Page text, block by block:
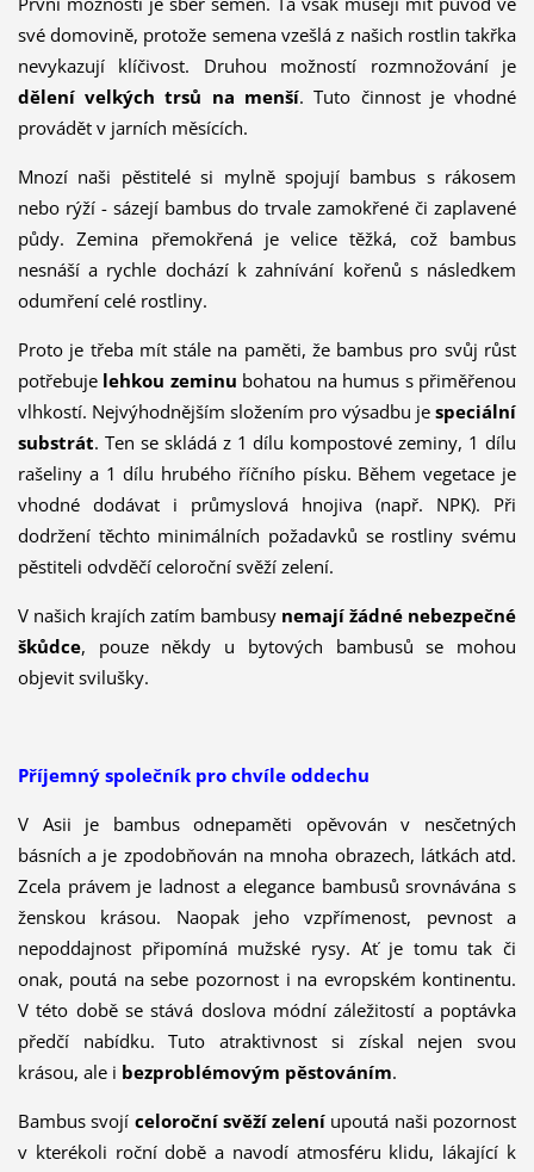
své domovině, protože semena vzešlá z našich rostlin takřka
nevykazují klíčivost. Druhou možností rozmnožování je
dělení velkých trsů na menší. Tuto činnost je vhodné
provádět v jarních měsících.
Mnozí naši pěstitelé si mylně spojují bambus s rákosem
nebo rýží - sázejí bambus do trvale zamokřené či zaplavené
půdy. Zemina přemokřená je velice těžká, což bambus
nesnáší a rychle dochází k zahnívání kořenů s ná­sledkem
odumření celé rostliny.
Proto je třeba mít stále na paměti, že bambus pro svůj růst
potřebuje lehkou zeminu bohatou na humus s přiměřenou
vlhkostí. Nejvýhodnějším složením pro výsadbu jespeciální
substrát. Ten se skládá z 1 dílu kompostové zeminy, 1 dílu
rašeliny a 1 dílu hrubého říčního písku. Během vegetace je
vhodné dodávat i průmyslová hnojiva (např. NPK). Při
dodržení těchto minimálních požadavků se rostliny svému
pěstiteli odvděčí celoroční svěží zelení.
V na­šich krajích zatím bambusy nemají žádné nebezpečné
škůdce, pouze někdy u bytových bambusů se mohou
objevit svilušky.
Příjemný společník pro chvíle oddechu
V Asii je bambus odnepaměti opěvován v nesčetných
básních a je zpodobňován na mnoha obrazech, látkách atd.
Zcela právem je ladnost a elegance bambusů srovnávána s
ženskou krásou. Naopak jeho vzpřímenost, pevnost a
nepoddajnost připomíná mužské rysy. Ať je tomu tak či
onak, poutá na sebe pozornost i na evropském kontinentu.
V této době se stává doslova módní záležitostí a poptávka
předčí nabídku. Tuto atrak­tivnost si získal nejen svou
krásou, ale i bezproblémovým pěstováním.
Bambus svojí celoroční svěží zelení upoutá naši pozornost
v kte­rékoli roční době a navodí atmosféru klidu, lákající k